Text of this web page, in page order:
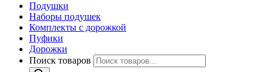
Подушки
Наборы подушек
Комплекты с дорожкой
Пуфики
Дорожки
Поиск товаров